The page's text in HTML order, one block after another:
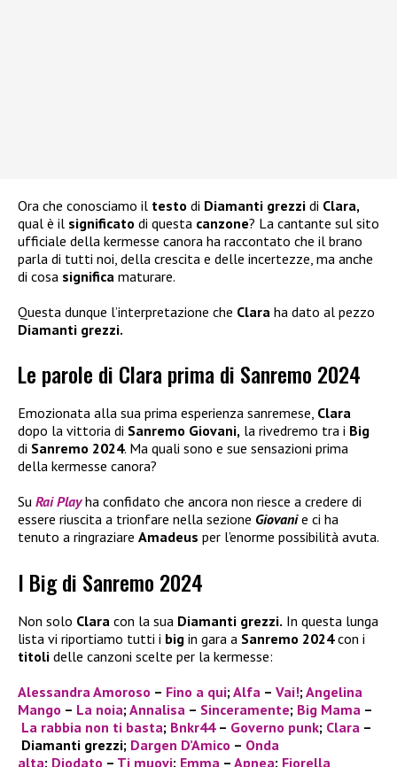
Ora che conosciamo il testo di Diamanti grezzi di Clara,
qual è il significato di questa canzone? La cantante sul sito
ufficiale della kermesse canora ha raccontato che il brano
parla di tutti noi, della crescita e delle incertezze, ma anche
di cosa significa maturare.
Questa dunque l’interpretazione che Clara ha dato al pezzo
Diamanti grezzi.
Le parole di Clara prima di Sanremo 2024
Emozionata alla sua prima esperienza sanremese, Clara
dopo la vittoria di Sanremo Giovani, la rivedremo tra i Big
di Sanremo 2024. Ma quali sono e sue sensazioni prima
della kermesse canora?
Su Rai Playha confidato che ancora non riesce a credere di
essere riuscita a trionfare nella sezione Giovanie ci ha
tenuto a ringraziare Amadeus per l’enorme possibilità avuta.
I Big di Sanremo 2024
Non solo Clara con la sua Diamanti grezzi. In questa lunga
lista vi riportiamo tutti i big in gara a Sanremo 2024con i
titoli delle canzoni scelte per la kermesse:
Alessandra Amoroso – Fino a qui; Alfa – Vai!; Angelina
Mango – La noia; Annalisa – Sinceramente; Big Mama –
La rabbia non ti basta; Bnkr44– Governo punk; Clara –
Diamanti grezzi; Dargen D’Amico – Onda
alta; Diodato – Ti muovi; Emma – Apnea; Fiorella